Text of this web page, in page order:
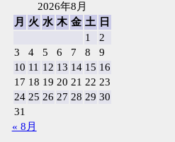
2026年8月
月
火 水 木 金 土
日
1
2
3
4 5 6 7 8
9
10 11 12 13 14 15 16
17 18 19 20 21 22 23
24 25 26 27 28 29 30
31
« 8月